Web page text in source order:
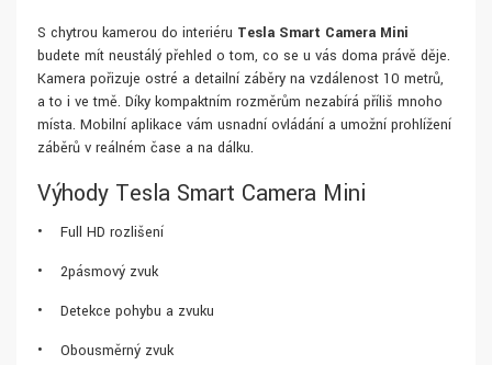
S chytrou kamerou do interiéru Tesla Smart Camera Mini
budete mít neustálý přehled o tom, co se u vás doma právě děje.
Kamera pořizuje ostré a detailní záběry na vzdálenost 10 metrů,
a to i ve tmě. Díky kompaktním rozměrům nezabírá příliš mnoho
místa. Mobilní aplikace vám usnadní ovládání a umožní prohlížení
záběrů v reálném čase a na dálku.
Výhody Tesla Smart Camera Mini
• Full HD rozlišení
• 2pásmový zvuk
• Detekce pohybu a zvuku
• Obousměrný zvuk